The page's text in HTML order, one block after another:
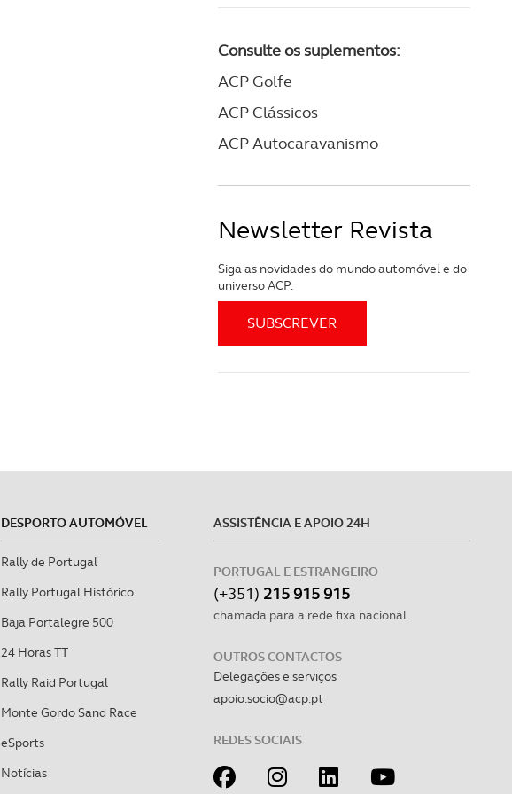
Consulte os suplementos:
ACP Golfe
ACP Clássicos
ACP Autocaravanismo
Newsletter Revista
Siga as novidades do mundo automóvel e do
universo ACP.
DESPORTO AUTOMÓVEL
Rally de Portugal
Rally Portugal Histórico
Baja Portalegre 500
24 Horas TT
Rally Raid Portugal
Monte Gordo Sand Race
eSports
Notícias
ASSISTÊNCIA E APOIO 24H
PORTUGAL E ESTRANGEIRO
(+351) 215 915 915
chamada para a rede fixa nacional
OUTROS CONTACTOS
Delegações e serviços
apoio.socio@acp.pt
REDES SOCIAIS